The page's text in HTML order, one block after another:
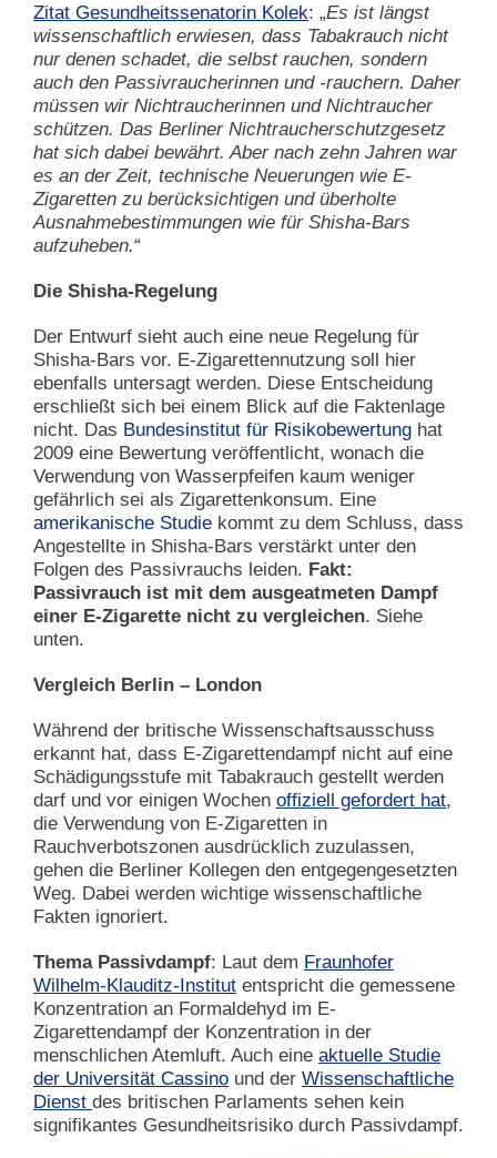
Zitat Gesundheitssenatorin Kolek: „Es ist längst
wissenschaftlich erwiesen, dass Tabakrauch nicht
nur denen schadet, die selbst rauchen, sondern
auch den Passivraucherinnen und -rauchern. Daher
müssen wir Nichtraucherinnen und Nichtraucher
schützen. Das Berliner Nichtraucherschutzgesetz
hat sich dabei bewährt. Aber nach zehn Jahren war
es an der Zeit, technische Neuerungen wie E-
Zigaretten zu berücksichtigen und überholte
Ausnahmebestimmungen wie für Shisha-Bars
aufzuheben.“
Die Shisha-Regelung
Der Entwurf sieht auch eine neue Regelung für
Shisha-Bars vor. E-Zigarettennutzung soll hier
ebenfalls untersagt werden. Diese Entscheidung
erschließt sich bei einem Blick auf die Faktenlage
nicht. Das Bundesinstitut für Risikobewertung hat
2009 eine Bewertung veröffentlicht, wonach die
Verwendung von Wasserpfeifen kaum weniger
gefährlich sei als Zigarettenkonsum. Eine
amerikanische Studie kommt zu dem Schluss, dass
Angestellte in Shisha-Bars verstärkt unter den
Folgen des Passivrauchs leiden. Fakt:
Passivrauch ist mit dem ausgeatmeten Dampf
einer E-Zigarette nicht zu vergleichen. Siehe
unten.
Vergleich Berlin – London
Während der britische Wissenschaftsausschuss
erkannt hat, dass E-Zigarettendampf nicht auf eine
Schädigungsstufe mit Tabakrauch gestellt werden
darf und vor einigen Wochen offiziell gefordert hat,
die Verwendung von E-Zigaretten in
Rauchverbotszonen ausdrücklich zuzulassen,
gehen die Berliner Kollegen den entgegengesetzten
Weg. Dabei werden wichtige wissenschaftliche
Fakten ignoriert.
Thema Passivdampf: Laut dem Fraunhofer
Wilhelm-Klauditz-Institut entspricht die gemessene
Konzentration an Formaldehyd im E-
Zigarettendampf der Konzentration in der
menschlichen Atemluft. Auch eine aktuelle Studie
der Universität Cassino und der Wissenschaftliche
Dienst des britischen Parlaments sehen kein
signifikantes Gesundheitsrisiko durch Passivdampf.